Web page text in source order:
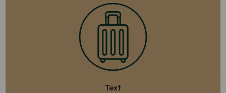
Text